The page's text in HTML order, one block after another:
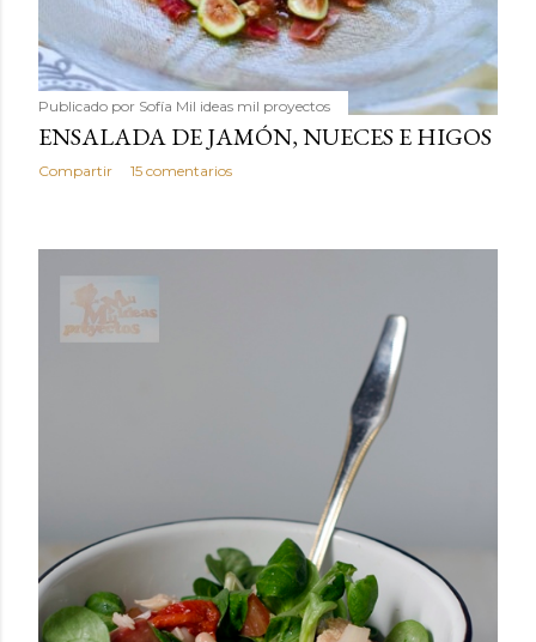
Publicado por Sofía Mil ideas mil proyectos
ENSALADA DE JAMÓN, NUECES E HIGOS
Compartir 15 comentarios